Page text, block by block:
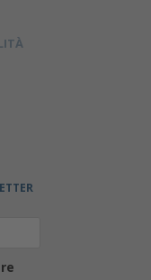
sul piatto di
a-poche dei
decorare in
rosso.